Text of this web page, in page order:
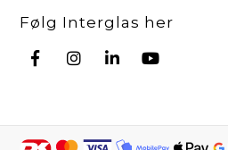
Følg Interglas her